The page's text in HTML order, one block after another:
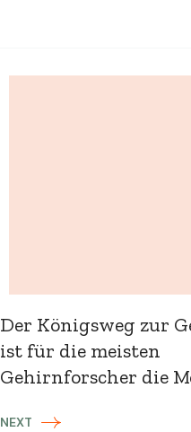
Der Königsweg zur
ist für die meisten
Gehirnforscher die
NEXT